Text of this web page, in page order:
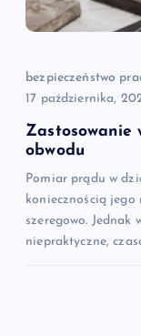
bezpieczeństwo
17 października,
Zastosowanie
obwodu
Pomiar prądu w
koniecznością jego
szeregowo. Jednak
niepraktyczne,